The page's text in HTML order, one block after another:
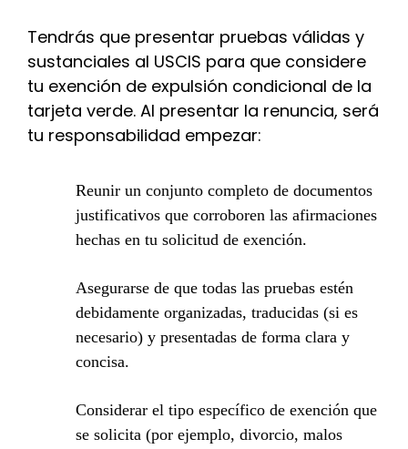
Tendrás que presentar pruebas válidas y
sustanciales al USCIS para que considere
tu exención de expulsión condicional de la
tarjeta verde. Al presentar la renuncia, será
tu responsabilidad empezar:
Reunir un conjunto completo de documentos
justificativos que corroboren las afirmaciones
hechas en tu solicitud de exención.
Asegurarse de que todas las pruebas estén
debidamente organizadas, traducidas (si es
necesario) y presentadas de forma clara y
concisa.
Considerar el tipo específico de exención que
se solicita (por ejemplo, divorcio, malos